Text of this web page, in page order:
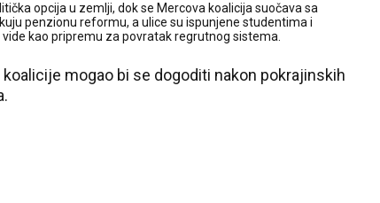
opcija u zemlji, dok se Mercova koalicija suočava sa
penzionu reformu, a ulice su ispunjene studentima i
kao pripremu za povratak regrutnog sistema.
mogao bi se dogoditi nakon pokrajinskih